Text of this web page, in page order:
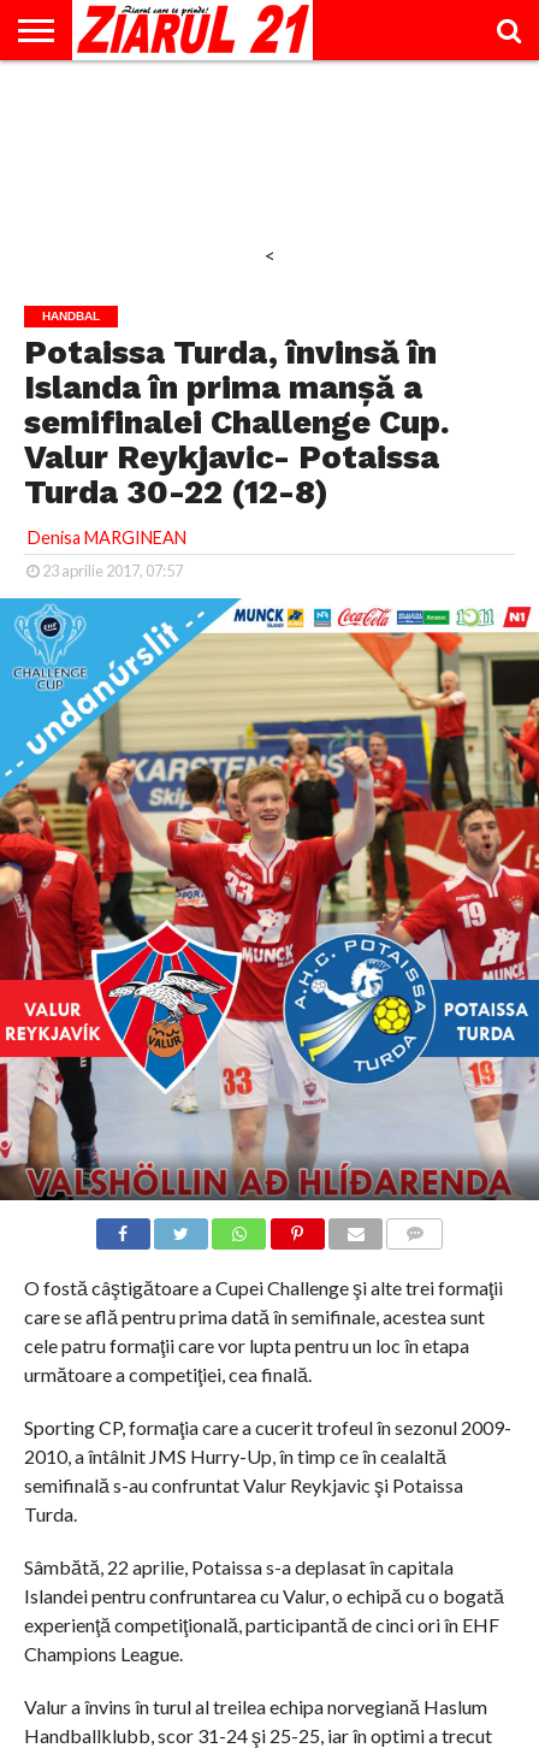
<
HANDBAL
Potaissa Turda, învinsă în
Islanda în prima manşă a
semifinalei Challenge Cup.
Valur Reykjavic- Potaissa
Turda 30-22 (12-8)
Denisa MARGINEAN
23 aprilie 2017, 07:57
O fostă câştigătoare a Cupei Challenge şi alte trei formaţii
care se află pentru prima dată în semifinale, acestea sunt
cele patru formaţii care vor lupta pentru un loc în etapa
următoare a competiţiei, cea finală.
Sporting CP, formaţia care a cucerit trofeul în sezonul 2009-
2010, a întâlnit JMS Hurry-Up, în timp ce în cealaltă
semifinală s-au confruntat Valur Reykjavic şi Potaissa
Turda.
Sâmbătă, 22 aprilie, Potaissa s-a deplasat în capitala
Islandei pentru confruntarea cu Valur, o echipă cu o bogată
experienţă competiţională, participantă de cinci ori în EHF
Champions League.
Valur a învins în turul al treilea echipa norvegiană Haslum
Handballklubb, scor 31-24 şi 25-25, iar în optimi a trecut